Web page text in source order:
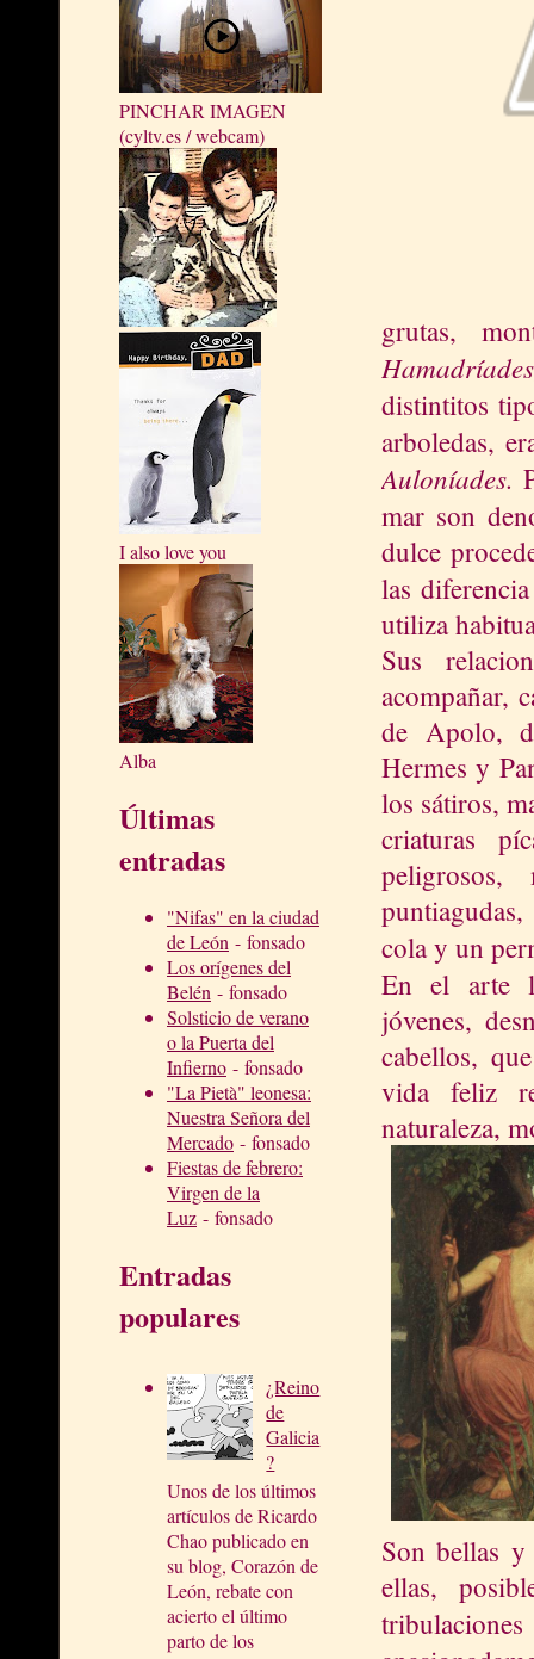
PINCHAR IMAGEN
(cyltv.es / webcam)
I also love you
Alba
Últimas
entradas
"Nifas" en la ciudad
de León - fonsado
Los orígenes del
Belén - fonsado
Solsticio de verano
o la Puerta del
Infierno - fonsado
"La Pietà" leonesa:
Nuestra Señora del
Mercado - fonsado
Fiestas de febrero:
Virgen de la
Luz - fonsado
Entradas
populares
¿Reino
de
Galicia
?
Unos de los últimos
artículos de Ricardo
Chao publicado en
su blog, Corazón de
León, rebate con
acierto el último
parto de los
grutas,
distintitos
arboledas,
Auloníades.
mar son
dulce
las
utiliza
Sus
acompañar,
de Apolo,
Hermes y
los sátiros,
criaturas
cola y un
En el arte
jóvenes,
cabellos,
vida feliz
naturaleza,
Son bellas
ellas,